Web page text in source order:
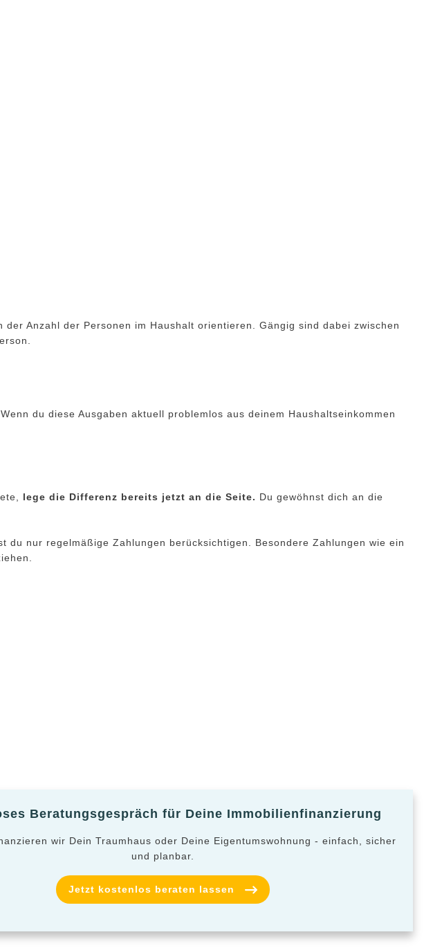
Anzahl der Personen im Haushalt orientieren. Gängig sind dabei zwischen
du diese Ausgaben aktuell problemlos aus deinem Haushaltseinkommen
lege die Differenz bereits jetzt an die Seite. Du gewöhnst dich an die
nur regelmäßige Zahlungen berücksichtigen. Besondere Zahlungen wie ein
Beratungsgespräch für Deine Immobilienfinanzierung
wir Dein Traumhaus oder Deine Eigentumswohnung - einfach, sicher
und planbar.
Jetzt kostenlos beraten lassen